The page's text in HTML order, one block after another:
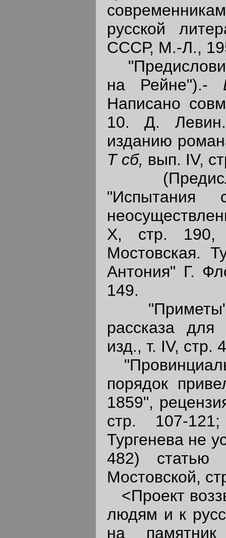
русской
СССР, М.-Л.,
на Рейне").-
Написано
10. Д.
изданию
Т сб, вып. IV,
"Испытания
X, стр.
Mостовская.
Антония" Г.
149.
"Приметы",
рассказа для
изд., т. IV, стр.
порядок
1859",
стр. 107-
Тургенева не
482)
Мостовской,
<Проект
людям и к
на памятник